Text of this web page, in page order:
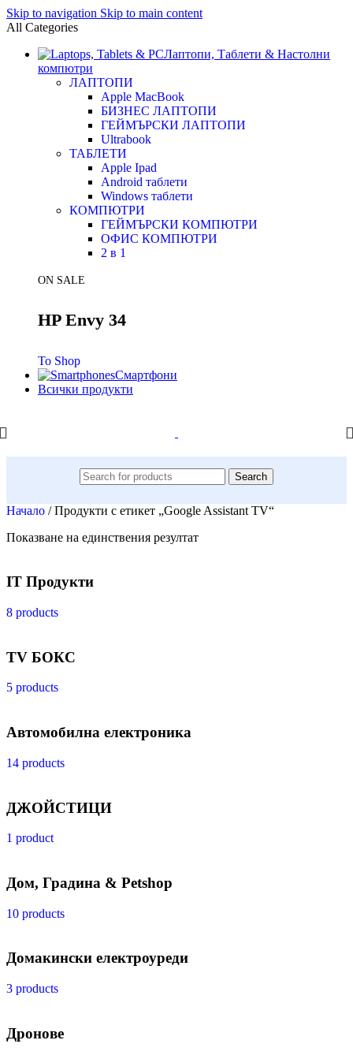
Skip to navigation Skip to main content
All Categories
Лаптопи, Таблети & Настолни
компютри
ЛАПТОПИ
Apple MacBook
БИЗНЕС ЛАПТОПИ
ГЕЙМЪРСКИ ЛАПТОПИ
Ultrabook
ТАБЛЕТИ
Apple Ipad
Android таблети
Windows таблети
КОМПЮТРИ
ГЕЙМЪРСКИ КОМПЮТРИ
ОФИС КОМПЮТРИ
2 в 1
ON SALE
HP Envy 34
To Shop
Смартфони
Всички продукти
Search
Начало / Продукти с етикет „Google Assistant TV“
Показване на единствения резултат
IT Продукти
8 products
TV БОКС
5 products
Автомобилна електроника
14 products
ДЖОЙСТИЦИ
1 product
Дом, Градина & Petshop
10 products
Домакински електроуреди
3 products
Дронове